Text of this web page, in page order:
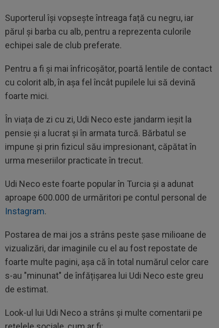
Suporterul își vopsește întreaga față cu negru, iar
părul și barba cu alb, pentru a reprezenta culorile
echipei sale de club preferate.
Pentru a fi și mai înfricoșător, poartă lentile de contact
cu colorit alb, în așa fel încât pupilele lui să devină
foarte mici.
În viața de zi cu zi, Udi Neco este jandarm ieșit la
pensie și a lucrat și în armata turcă. Bărbatul se
impune și prin fizicul său impresionant, căpătat în
urma meseriilor practicate în trecut.
Udi Neco este foarte popular în Turcia și a adunat
aproape 600.000 de urmăritori pe contul personal de
Instagram.
Postarea de mai jos a strâns peste șase milioane de
vizualizări, dar imaginile cu el au fost repostate de
foarte multe pagini, așa că în total numărul celor care
s-au "minunat" de înfățișarea lui Udi Neco este greu
de estimat.
Look-ul lui Udi Neco a strâns și multe comentarii pe